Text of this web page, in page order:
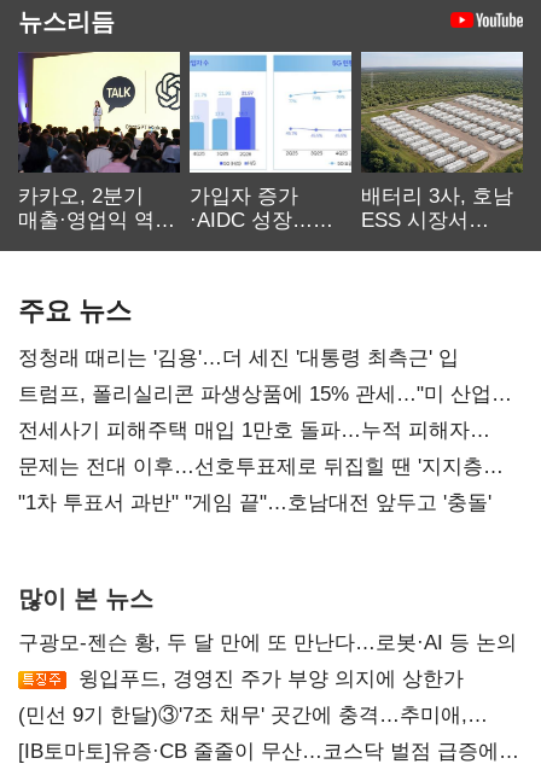
뉴스리듬
카카오, 2분기
매출·영업익 역대
가입자 증가
·AIDC 성장…
배터리 3사, 호남
ESS 시장서
주요 뉴스
정청래 때리는 '김용'…더 세진 '대통령 최측근' 입
트럼프, 폴리실리콘 파생상품에 15% 관세…"미 산업
재건"
전세사기 피해주택 매입 1만호 돌파…누적 피해자
4만278명
문제는 전대 이후…선호투표제로 뒤집힐 땐 '지지층
불복'
"1차 투표서 과반" "게임 끝"…호남대전 앞두고 '충돌'
많이 본 뉴스
구광모-젠슨 황, 두 달 만에 또 만난다…로봇·AI 등 논의
윙입푸드, 경영진 주가 부양 의지에 상한가
(민선 9기 한달)③'7조 채무' 곳간에 충격…추미애,
20년만에 '비상재정' 선언 승부수
[IB토마토]유증·CB 줄줄이 무산…코스닥 벌점 급증에